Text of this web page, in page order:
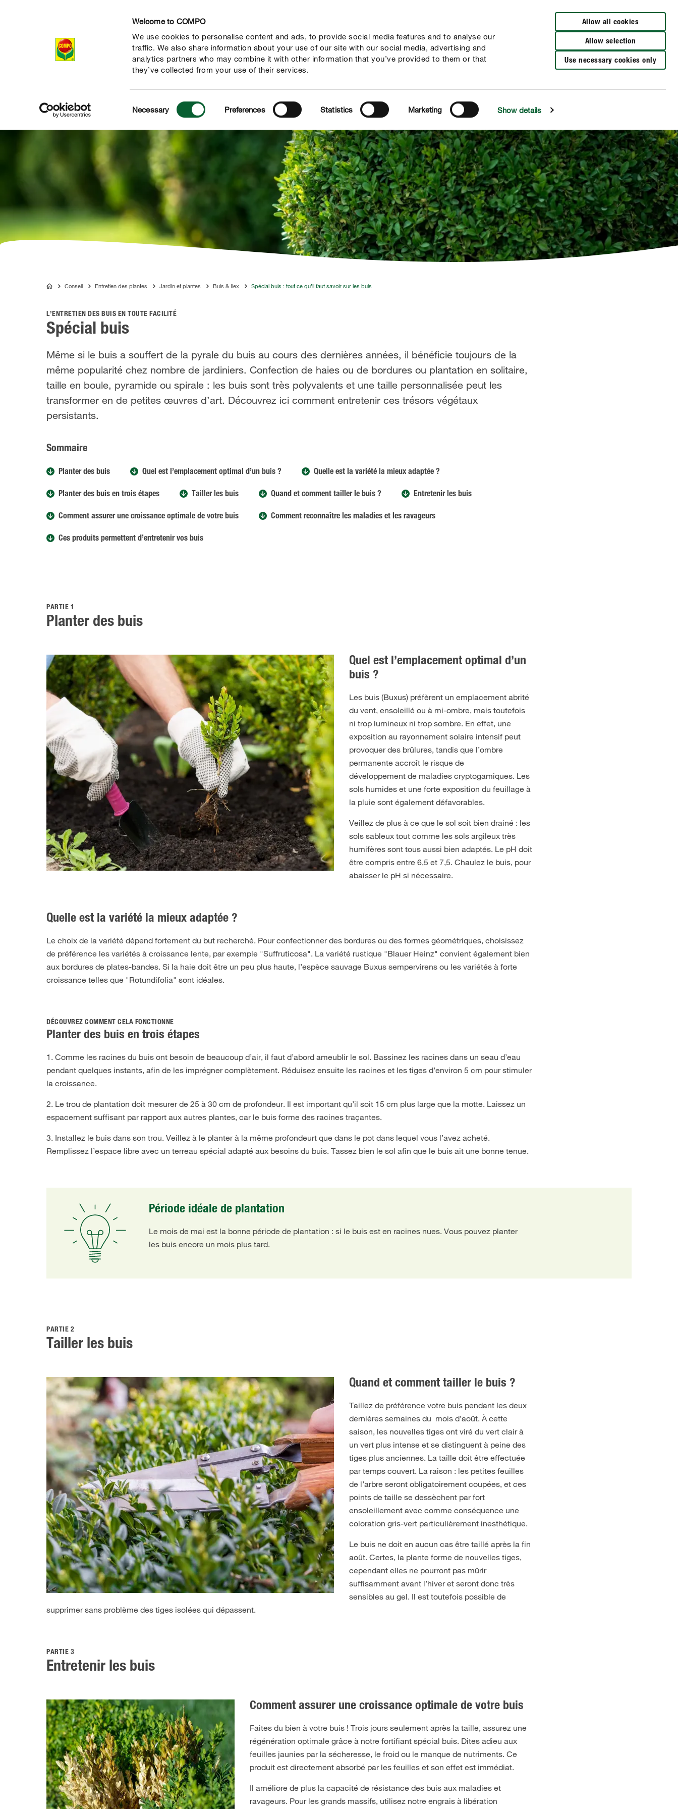
Welcome to COMPO
We use cookies to personalise content and ads, to provide social media features and to analyse our
traffic. We also share information about your use of our site with our social media, advertising and
analytics partners who may combine it with other information that you’ve provided to them or that
they’ve collected from your use of their services.
Selection
Necessary Preferences Statistics Marketing Show details
Allow all cookies
Allow selection
Use necessary cookies only
Distributeurs à proximité
Produits Conseil Thèmes Service Qui sommes-nous?
COMPOConseil Entretien des plantes Jardin et plantes Buis & Ilex Spécial buis : tout ce qu’il faut savoir sur les buis
L’ENTRETIEN DES BUIS EN TOUTE FACILITÉ
Spécial buis
Même si le buis a souffert de la pyrale du buis au cours des dernières années, il bénéficie toujours de la
même popularité chez nombre de jardiniers. Confection de haies ou de bordures ou plantation en solitaire,
taille en boule, pyramide ou spirale : les buis sont très polyvalents et une taille personnalisée peut les
transformer en de petites œuvres d’art. Découvrez ici comment entretenir ces trésors végétaux
persistants.
Sommaire
Planter des buis Quel est l’emplacement optimal d’un buis ? Quelle est la variété la mieux adaptée ?
Planter des buis en trois étapes Tailler les buis Quand et comment tailler le buis ? Entretenir les buis
Comment assurer une croissance optimale de votre buis Comment reconnaître les maladies et les ravageurs
Ces produits permettent d’entretenir vos buis
PARTIE 1
Planter des buis
Quel est l’emplacement optimal d’un
buis ?
Les buis (Buxus) préfèrent un emplacement abrité
du vent, ensoleillé ou à mi-ombre, mais toutefois
ni trop lumineux ni trop sombre. En effet, une
exposition au rayonnement solaire intensif peut
provoquer des brûlures, tandis que l’ombre
permanente accroît le risque de
développement de maladies cryptogamiques. Les
sols humides et une forte exposition du feuillage à
la pluie sont également défavorables.
Veillez de plus à ce que le sol soit bien drainé : les
sols sableux tout comme les sols argileux très
humifères sont tous aussi bien adaptés. Le pH doit
être compris entre 6,5 et 7,5. Chaulez le buis, pour
abaisser le pH si nécessaire.
Quelle est la variété la mieux adaptée ?
Le choix de la variété dépend fortement du but recherché. Pour confectionner des bordures ou des formes géométriques, choisissez
de préférence les variétés à croissance lente, par exemple "Suffruticosa". La variété rustique "Blauer Heinz" convient également bien
aux bordures de plates-bandes. Si la haie doit être un peu plus haute, l’espèce sauvage Buxus sempervirens ou les variétés à forte
croissance telles que "Rotundifolia" sont idéales.
DÉCOUVREZ COMMENT CELA FONCTIONNE
Planter des buis en trois étapes
1. Comme les racines du buis ont besoin de beaucoup d’air, il faut d’abord ameublir le sol. Bassinez les racines dans un seau d’eau
pendant quelques instants, afin de les imprégner complètement. Réduisez ensuite les racines et les tiges d’environ 5 cm pour stimuler
la croissance.
2. Le trou de plantation doit mesurer de 25 à 30 cm de profondeur. Il est important qu’il soit 15 cm plus large que la motte. Laissez un
espacement suffisant par rapport aux autres plantes, car le buis forme des racines traçantes.
3. Installez le buis dans son trou. Veillez à le planter à la même profondeurt que dans le pot dans lequel vous l’avez acheté.
Remplissez l’espace libre avec un terreau spécial adapté aux besoins du buis. Tassez bien le sol afin que le buis ait une bonne tenue.
Période idéale de plantation
Le mois de mai est la bonne période de plantation : si le buis est en racines nues. Vous pouvez planter
les buis encore un mois plus tard.
PARTIE 2
Tailler les buis
Quand et comment tailler le buis ?
Taillez de préférence votre buis pendant les deux
dernières semaines du mois d’août. À cette
saison, les nouvelles tiges ont viré du vert clair à
un vert plus intense et se distinguent à peine des
tiges plus anciennes. La taille doit être effectuée
par temps couvert. La raison : les petites feuilles
de l’arbre seront obligatoirement coupées, et ces
points de taille se dessèchent par fort
ensoleillement avec comme conséquence une
coloration gris-vert particulièrement inesthétique.
Le buis ne doit en aucun cas être taillé après la fin
août. Certes, la plante forme de nouvelles tiges,
cependant elles ne pourront pas mûrir
suffisamment avant l’hiver et seront donc très
sensibles au gel. Il est toutefois possible de
supprimer sans problème des tiges isolées qui dépassent.
PARTIE 3
Entretenir les buis
Comment assurer une croissance optimale de votre buis
Faites du bien à votre buis ! Trois jours seulement après la taille, assurez une
régénération optimale grâce à notre fortifiant spécial buis. Dites adieu aux
feuilles jaunies par la sécheresse, le froid ou le manque de nutriments. Ce
produit est directement absorbé par les feuilles et son effet est immédiat.
Il améliore de plus la capacité de résistance des buis aux maladies et
ravageurs. Pour les grands massifs, utilisez notre engrais à libération